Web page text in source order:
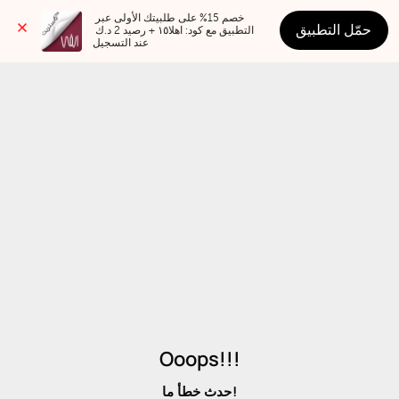
عند التسجيل
حمّل التطبيق
Ooops!!!
حدث خطأ ما!